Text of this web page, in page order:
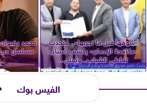
«شوفها قبل ما تجربها».. مُتحدث
«مكافحة الإدمان» يكشف أسباب
تعاطي الشباب.. ويُعلن...
محمد
مسلسل حب
الفيس بوك